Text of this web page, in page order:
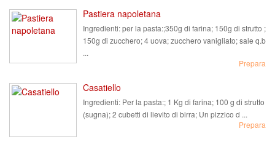
Pastiera napoletana
Ingredienti:per la pasta:;350g di farina; 150g di strutto ;
150g di zucchero; 4 uova; zucchero vanigliato; sale q.b
...
Prepara
Casatiello
Ingredienti: Per la pasta:; 1 Kg di farina; 100 g di strutto
(sugna); 2 cubetti di lievito di birra; Un pizzico d ...
Prepara